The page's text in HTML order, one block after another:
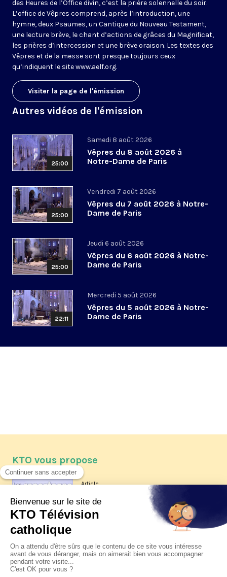
des Heures de l’Office divin, c’est la prière solennelle du soir.
L’office de Vêpres comprend, après l’introduction, une
hymne, deux Psaumes, un Cantique du Nouveau Testament,
une lecture brève, le chant d’actions de grâces du Magnificat,
les prières d’intercession et une brève oraison. Les textes des
Vêpres et de la messe sont presque toujours ceux
qu’indiquent le sitewww.aelf.org.
Visiter la page de l'émission
Autres vidéos de l'émission
25:00
Samedi 8 août 2026
Vêpres du 8 août 2026 à
Notre-Dame de Paris
25:00
Vendredi 7 août 2026
Vêpres du 7 août 2026 à Notre-
Dame de Paris
25:00
Jeudi 6 août 2026
Vêpres du 6 août 2026 à Notre-
Dame de Paris
22:11
Mercredi 5 août 2026
Vêpres du 5 août 2026 à Notre-
Dame de Paris
KTO vous propose
Article
Les reportages d'été 2026 de KTO
La visite pastorale du pape Léon
XIV à Assise à suivre sur KTO le
jeudi 6 août